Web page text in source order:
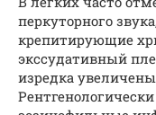
перкуторного
крепитирующие
экссудативный
изредка